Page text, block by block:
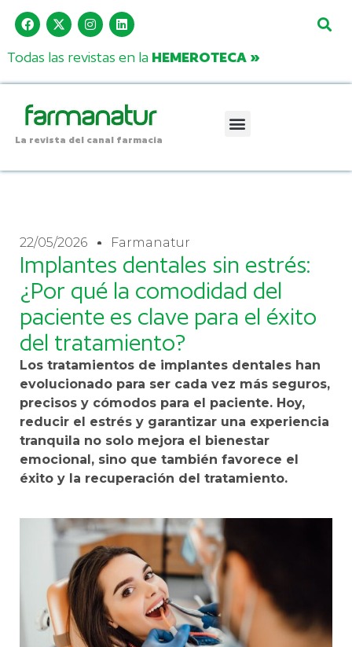
Todas las revistas en la HEMEROTECA »
La revista del canal farmacia
22/05/2026 Farmanatur
Implantes dentales sin estrés:
¿Por qué la comodidad del
paciente es clave para el éxito
del tratamiento?
Los tratamientos de implantes dentales han
evolucionado para ser cada vez más seguros,
precisos y cómodos para el paciente. Hoy,
reducir el estrés y garantizar una experiencia
tranquila no solo mejora el bienestar
emocional, sino que también favorece el
éxito y la recuperación del tratamiento.